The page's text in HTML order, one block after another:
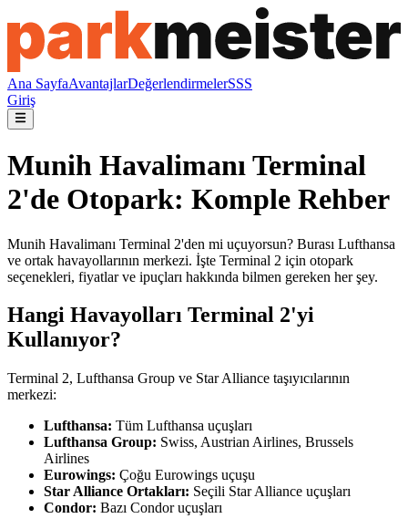
Ana SayfaAvantajlarDeğerlendirmelerSSS
Giriş
Munih Havalimanı Terminal
2'de Otopark: Komple Rehber
Munih Havalimanı Terminal 2'den mi uçuyorsun? Burası Lufthansa
ve ortak havayollarının merkezi. İşte Terminal 2 için otopark
seçenekleri, fiyatlar ve ipuçları hakkında bilmen gereken her şey.
Hangi Havayolları Terminal 2'yi
Kullanıyor?
Terminal 2, Lufthansa Group ve Star Alliance taşıyıcılarının
merkezi:
Lufthansa: Tüm Lufthansa uçuşları
Lufthansa Group: Swiss, Austrian Airlines, Brussels
Airlines
Eurowings: Çoğu Eurowings uçuşu
Star Alliance Ortakları: Seçili Star Alliance uçuşları
Condor: Bazı Condor uçuşları